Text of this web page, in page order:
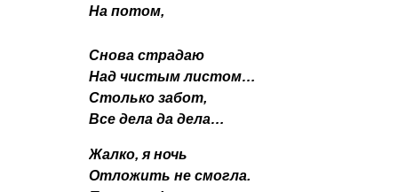
На потом,
Снова страдаю
Над чистым листом…
Столько забот,
Все дела да дела…
Жалко, я ночь
Отложить не смогла.